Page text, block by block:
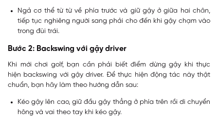
Ngả cơ thể từ từ về phía trước và giữ gậy ở giữa hai chân,
tiếp tục nghiêng người sang phải cho đến khi gậy chạm vào
trong đùi trái.
Bước 2: Backswing với gậy driver
Khi mới chơi golf, bạn cần phải biết điểm dừng gậy khi thực
hiện backswing với gậy driver. Để thực hiện động tác này thật
chuẩn, bạn hãy làm theo hướng dẫn sau:
Kéo gậy lên cao, giữ đầu gậy thẳng ở phía trên rồi di chuyển
hông và vai theo tay khi kéo gậy.